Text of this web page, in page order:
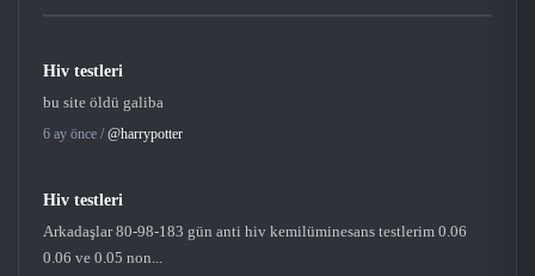
Hiv testleri
bu site öldü galiba
6 ay önce / @harrypotter
Hiv testleri
Arkadaşlar 80-98-183 gün anti hiv kemilüminesans testlerim 0.06
0.06 ve 0.05 non...